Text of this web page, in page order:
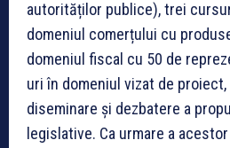
autorităților publice), trei
domeniul comerțului cu
domeniul fiscal cu 50 de
uri în domeniul vizat de
diseminare și dezbatere a
legislative. Ca urmare a